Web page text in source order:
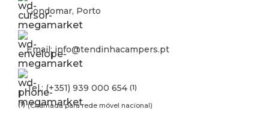
Gondomar, Porto
Email: info@tendinhacampers.pt
Tel.: (+351) 939 000 654 (1)
(1) (Chamada para rede móvel nacional)